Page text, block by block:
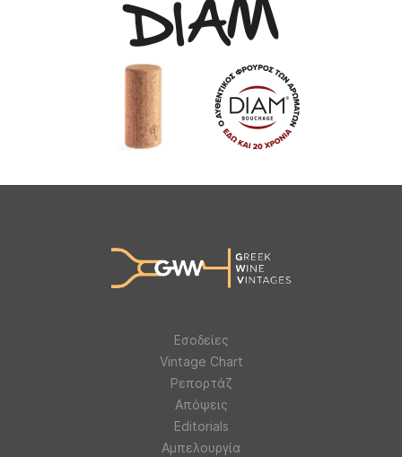
Εσοδείες
Vintage Chart
Ρεπορτάζ
Απόψεις
Editorials
Αμπελουργία